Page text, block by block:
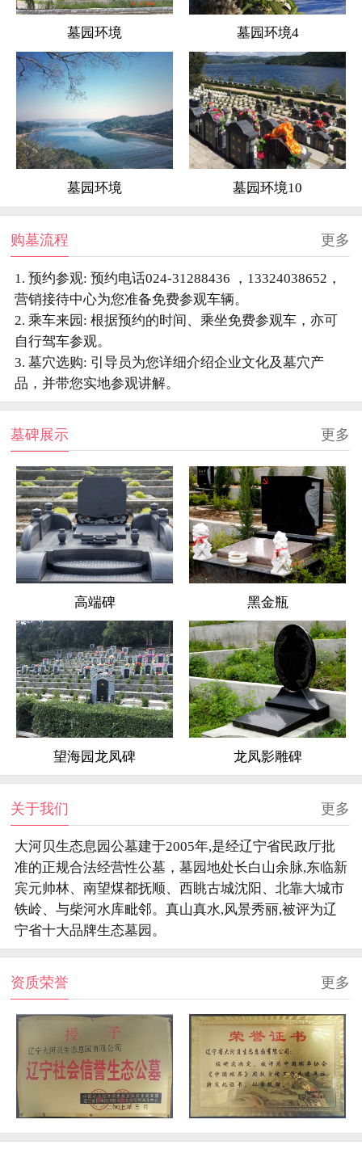
墓园环境 墓园环境4
墓园环境 墓园环境10
购墓流程 更多
1. 预约参观: 预约电话024-31288436 ，13324038652，
营销接待中心为您准备免费参观车辆。
2. 乘车来园: 根据预约的时间、乘坐免费参观车，亦可
自行驾车参观。
3. 墓穴选购: 引导员为您详细介绍企业文化及墓穴产
品，并带您实地参观讲解。
墓碑展示 更多
高端碑 黑金瓶
望海园龙凤碑 龙凤影雕碑
关于我们 更多
大河贝生态息园公墓建于2005年,是经辽宁省民政厅批
准的正规合法经营性公墓，墓园地处长白山余脉,东临新
宾元帅林、南望煤都抚顺、西眺古城沈阳、北靠大城市
铁岭、与柴河水库毗邻。真山真水,风景秀丽,被评为辽
宁省十大品牌生态墓园。
资质荣誉 更多